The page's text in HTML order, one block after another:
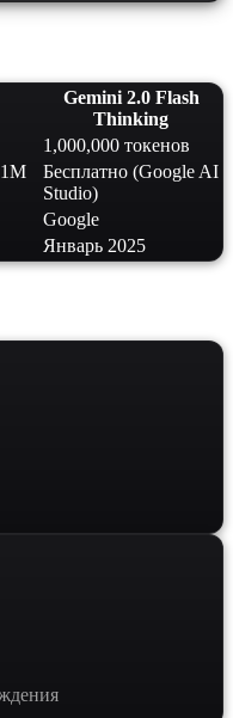
Gemini 2.0 Flash
Thinking
1,000,000 токенов
Бесплатно (Google AI
Studio)
Google
Январь 2025